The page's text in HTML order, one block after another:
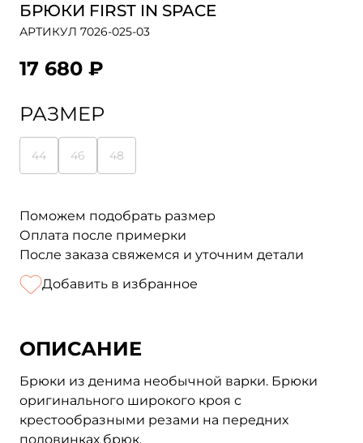
БРЮКИ FIRST IN SPACE
АРТИКУЛ 7026-025-03
17 680 ₽
РАЗМЕР
44 46 48
Поможем подобрать размер
Оплата после примерки
После заказа свяжемся и уточним детали
Добавить в избранное
ОПИСАНИЕ
Брюки из денима необычной варки. Брюки
оригинального широкого кроя с
крестообразными резами на передних
половинках брюк.